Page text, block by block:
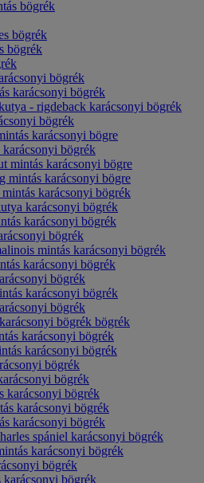
bögrék
bögrék
bögrék
bögrék
karácsonyi bögrék
- rigdeback karácsonyi bögrék
bögrék
karácsonyi bögre
bögrék
mintás karácsonyi bögre
mintás karácsonyi bögre
karácsonyi bögrék
karácsonyi bögrék
karácsonyi bögrék
bögrék
mintás karácsonyi bögrék
karácsonyi bögrék
bögrék
karácsonyi bögrék
bögrék
bögrék bögrék
karácsonyi bögrék
karácsonyi bögrék
bögrék
bögrék
karácsonyi bögrék
karácsonyi bögrék
karácsonyi bögrék
spániel karácsonyi bögrék
karácsonyi bögrék
bögrék
karácsonyi bögrék